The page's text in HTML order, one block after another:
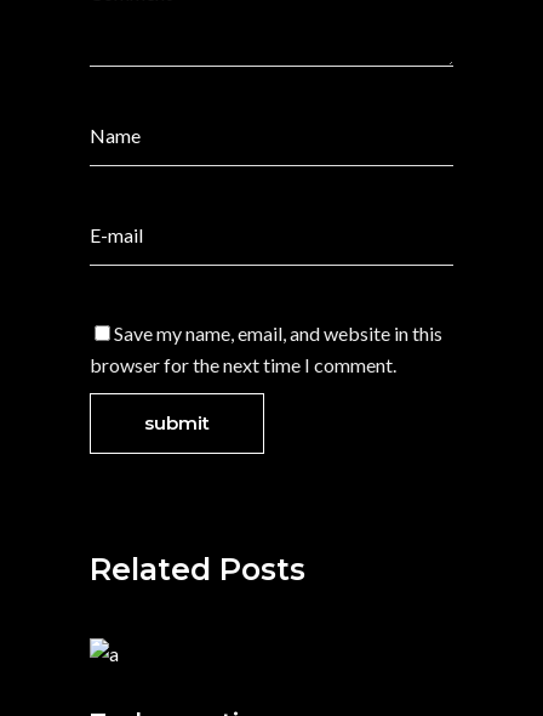
Save my name, email, and website in this
browser for the next time I comment.
Related Posts